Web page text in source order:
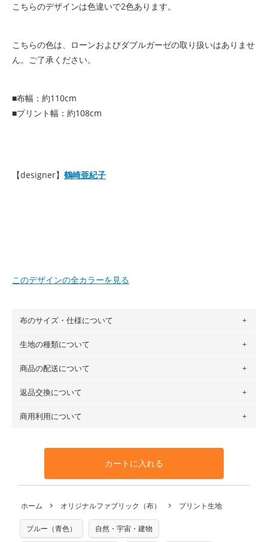
こちらのデザインは色違いで2色あります。
こちらの色は、ローンおよびダブルガーゼの取り扱いはありませ
ん。ご了承ください。
■布幅：約110cm
■プリント幅：約108cm
【designer】 鶴崎亜紀子
このデザインの全カラーを見る
布のサイズ・仕様について
布の長さは50cm単位での販売になります。
場合 → 購入数量「7」
※カットを希望の方は備考欄に「50cmずつカット希望」など
ご記載ください（50cm単位でのカットのみ）
プリント布の仕様についてもっと詳しく見る
生地の種類について
・現在、すべてのデザインのプリントに使用している生地は
ットン（ダブルガーゼ）・100％コットン（ローン）・コッ
トンリネン（ビエラ織）・100％コットン（ツイル）・
100％コットン（キャンバス・11号帆布）です。
生地見本サンプル（無料）を購入する
商品の配送について
・ネコポスでの配送は、布は2mまで型紙は2個までとなりま
も送料の表示が600円となり宅急便での配送となります。
となります。
※万が一、検品時に不備が見つかった場合は、4～5営業日後
※土日祝は営業日に含まれません。
※配送日のご指定は承れません。出来上がり次第、順次発送
返品交換について
・布はご注文後に注文数量のみをプリントするため、
購入後
や用尺をお間違えのないようお願いします。思っていた色味
と違う、などの理由での返品は承れません。予めご了承くだ
商用利用について
利用いただけます。「nunocoto fabric使用」といった記載
も不要です。（製品化した際に起こる全ての問題、クレーム
いませんのでご了承ください）
※有料型紙（ホームソーイング型紙シリーズ）および柄がえ
らべるキットに付属された型紙は商用利用できませんのでご
カートに入れる
ホーム オリジナルファブリック（布） プリント生地
ブルー（青色） 自然・宇宙・建物